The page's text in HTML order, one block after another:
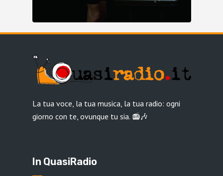
La tua voce, la tua musica, la tua radio: ogni
giorno con te, ovunque tu sia. 📻🎶
In QuasiRadio